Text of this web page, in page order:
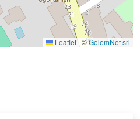
Leaflet | ©GolemNet srl